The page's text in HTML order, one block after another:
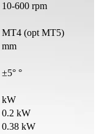
10-600 rpm
MT4 (opt MT5)
mm
±5° °
kW
0.2 kW
0.38 kW